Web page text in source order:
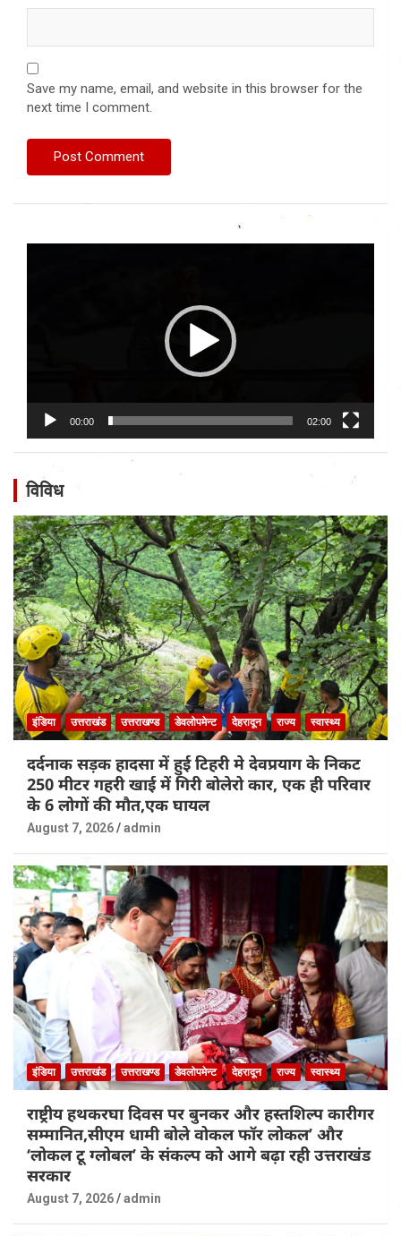
Save my name, email, and website in this browser for the
next time I comment.
00:00 02:00
विविध
इंडिया उत्तराखंड उत्तराखण्ड डेवलोपमेन्ट देहरादून राज्य स्वास्थ्य
दर्दनाक सड़क हादसा में हुई टिहरी मे देवप्रयाग के निकट
250 मीटर गहरी खाई में गिरी बोलेरो कार, एक ही परिवार
के 6 लोगों की मौत,एक घायल
August 7, 2026 admin
इंडिया उत्तराखंड उत्तराखण्ड डेवलोपमेन्ट देहरादून राज्य स्वास्थ्य
राष्ट्रीय हथकरघा दिवस पर बुनकर और हस्तशिल्प कारीगर
सम्मानित,सीएम धामी बोले वोकल फॉर लोकल’ और
‘लोकल टू ग्लोबल’ के संकल्प को आगे बढ़ा रही उत्तराखंड
सरकार
August 7, 2026 admin